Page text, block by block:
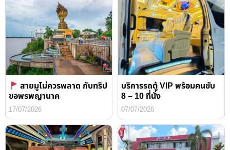
สายมูไม่ควรพลาด กับทริป
ขอพรพญานาค
17/07/2026
บริการรถตู้ VIP พร้อมคนขับ
8 – 10 ที่นั่ง
07/07/2026